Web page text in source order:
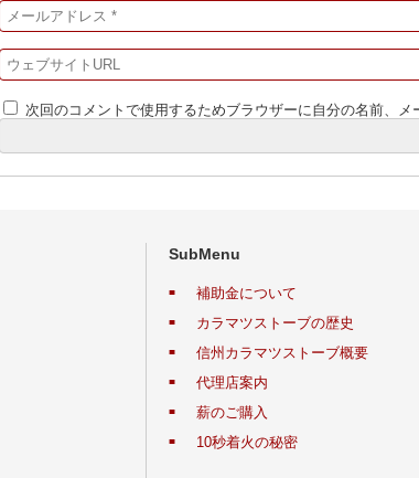
次回のコメントで使用するためブラウザーに自分の名前、メ
SubMenu
補助金について
カラマツストーブの歴史
信州カラマツストーブ概要
代理店案内
薪のご購入
10秒着火の秘密